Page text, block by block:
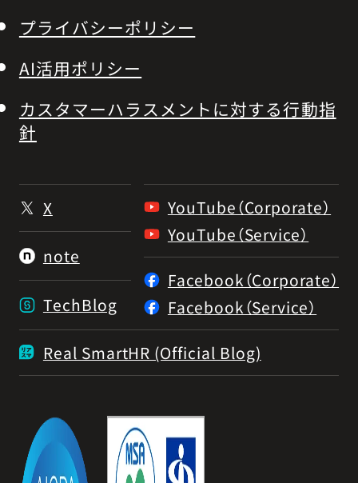
プライバシーポリシー
AI活用ポリシー
カスタマーハラスメントに対する行動指
針
X
note
TechBlog
YouTube（Corporate）
YouTube（Service）
Facebook（Corporate）
Facebook（Service）
Real SmartHR (Official Blog)